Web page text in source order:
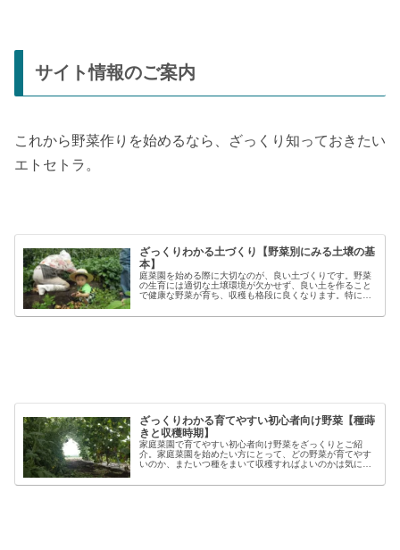
サイト情報のご案内
これから野菜作りを始めるなら、ざっくり知っておきたい
エトセトラ。
ざっくりわかる土づくり【野菜別にみる土壌の基
本】
庭菜園を始める際に大切なのが、良い土づくりです。野菜
の生育には適切な土壌環境が欠かせず、良い土を作ること
で健康な野菜が育ち、収穫も格段に良くなります。特に初
家庭菜園で失敗しないコツと言える...
ざっくりわかる育てやすい初心者向け野菜【種蒔
きと収穫時期】
家庭菜園で育てやすい初心者向け野菜をざっくりとご紹
介。家庭菜園を始めたい方にとって、どの野菜が育てやす
いのか、またいつ種をまいて収穫すればよいのかは気にな
類でも「早生」「中生」「晩生」など...